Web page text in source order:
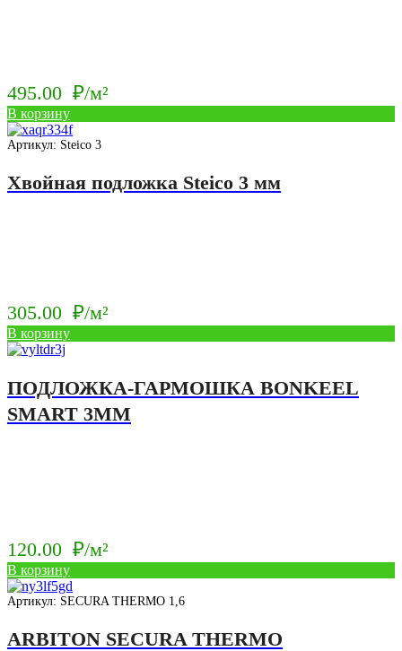
495.00 ₽/м²
В корзину
Артикул: Steico 3
Хвойная подложка Steico 3 мм
305.00 ₽/м²
В корзину
ПОДЛОЖКА-ГАРМОШКА BONKEEL
SMART 3ММ
120.00 ₽/м²
В корзину
Артикул: SECURA THERMO 1,6
ARBITON SECURA THERMO